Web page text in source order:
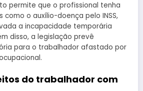
permite que o profissional tenha
o auxílio-doença pelo INSS,
a incapacidade temporária
disso, a legislação prevê
para o trabalhador afastado por
do trabalhador com